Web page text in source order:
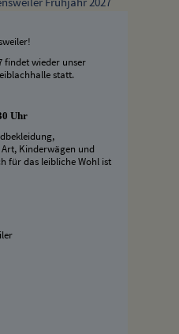
findet wieder unser
statt.
Uhr
Kinderwägen und
für das leibliche Wohl ist